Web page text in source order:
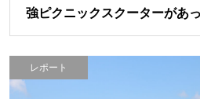
強ピクニックスクーターがあ
レポート